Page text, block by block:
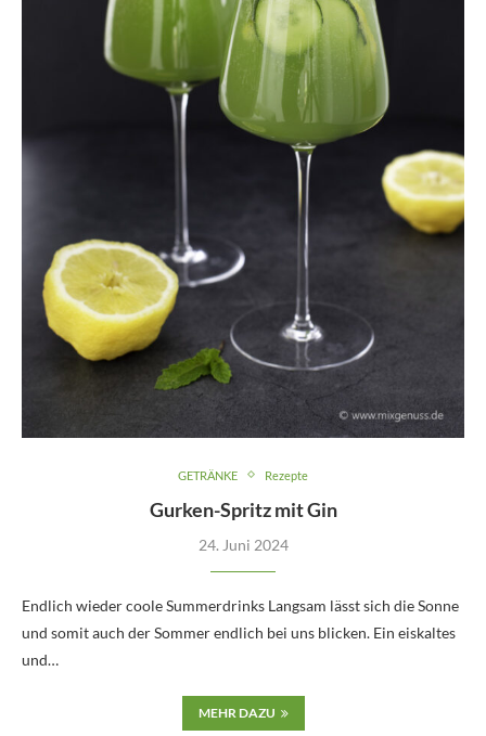
GETRÄNKE Rezepte
Gurken-Spritz mit Gin
24. Juni 2024
Endlich wieder coole Summerdrinks Langsam lässt sich die Sonne
und somit auch der Sommer endlich bei uns blicken. Ein eiskaltes
und…
MEHR DAZU